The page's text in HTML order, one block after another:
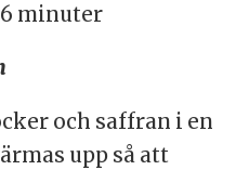
6 minuter
och saffran i en
upp så att